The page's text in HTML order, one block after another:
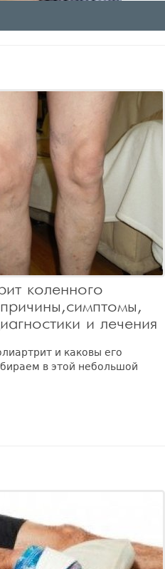
коленного
симптомы,
и лечения
и каковы его
в этой небольшой